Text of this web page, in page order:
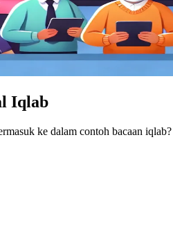
Iqlab
ke dalam contoh bacaan iqlab?